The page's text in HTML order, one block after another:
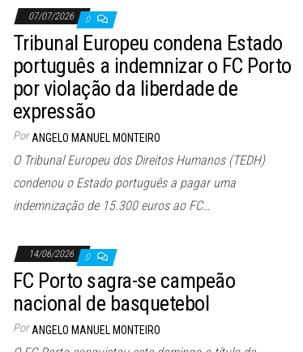
07/07/2026 0
Tribunal Europeu condena Estado
português a indemnizar o FC Porto
por violação da liberdade de
expressão
Por ANGELO MANUEL MONTEIRO
O Tribunal Europeu dos Direitos Humanos (TEDH)
condenou o Estado português a pagar uma
indemnização de 15.300 euros ao FC…
14/06/2026 0
FC Porto sagra-se campeão
nacional de basquetebol
Por ANGELO MANUEL MONTEIRO